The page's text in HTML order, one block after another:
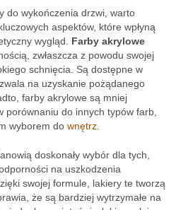
do wykończenia drzwi, warto
aspektów, które wpłyną
wygląd. Farby akrylowe
zwłaszcza z powodu swojej
schnięcia. Są dostępne w
na uzyskanie pożądanego
farby akrylowe są mniej
porównaniu do innych typów farb,
wyborem do wnętrz
doskonały wybór dla tych,
na uszkodzenia
swojej formule, lakiery te tworzą
że są bardziej wytrzymałe na